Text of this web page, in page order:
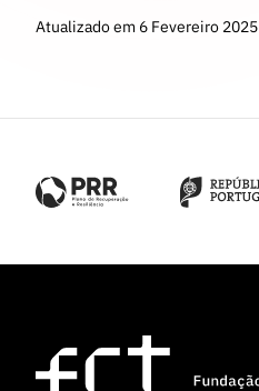
Atualizado em 6 Fevereiro 2025